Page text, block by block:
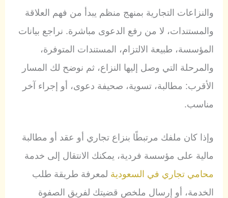
والنزاعات التجارية بمنهج منظم يبدأ من فهم العلاقة
والمستندات، لا من رفع الدعوى مباشرة. نراجع بيانات
المؤسسة، طبيعة الالتزام، المستندات المتوفرة،
والمرحلة التي وصل إليها النزاع، ثم نوضح لك المسار
الأقرب: مطالبة، تسوية، صحيفة دعوى، أو إجراء آخر
مناسب.
وإذا كان ملفك مرتبطًا بنزاع تجاري أو عقد أو مطالبة
مالية على مؤسسة فردية، يمكنك الانتقال إلى خدمة
محامي تجاري في السعودية لمعرفة طريقة طلب
الخدمة، أو إرسال ملخص قضيتك لفريق الصفوة